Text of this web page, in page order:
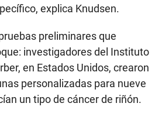
explica Knudsen.
preliminares que
investigadores del Instituto
en Estados Unidos, crearon
personalizadas para nueve
un tipo de cáncer de riñón.